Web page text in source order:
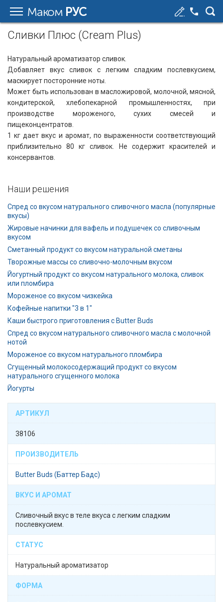
Маком РУС
Сливки Плюс (Cream Plus)
Натуральный ароматизатор сливок.
Добавляет вкус сливок с легким сладким послевкусием,
маскирует посторонние ноты.
Может быть использован в масложировой, молочной, мясной,
кондитерской, хлебопекарной промышленностях, при
производстве мороженого, сухих смесей и
пищеконцентратов.
1 кг дает вкус и аромат, по выраженности соответствующий
приблизительно 80 кг сливок. Не содержит красителей и
консервантов.
Наши решения
Cпред со вкусом натурального сливочного масла (популярные
вкусы)
Жировые начинки для вафель и подушечек со сливочным
вкусом
Сметанный продукт со вкусом натуральной сметаны
Творожные массы со сливочно-молочным вкусом
Йогуртный продукт со вкусом натурального молока, сливок
или пломбира
Мороженое со вкусом чизкейка
Кофейные напитки "3 в 1"
Каши быстрого приготовления с Butter Buds
Спред со вкусом натурального сливочного масла с молочной
нотой
Мороженое со вкусом натурального пломбира
Сгущенный молокосодержащий продукт со вкусом
натурального сгущенного молока
Йогурты
АРТИКУЛ
38106
ПРОИЗВОДИТЕЛЬ
Butter Buds (Баттер Бадс)
ВКУС И АРОМАТ
Сливочный вкус в теле вкуса с легким сладким
послевкусием.
СТАТУС
Натуральный ароматизатор
ФОРМА